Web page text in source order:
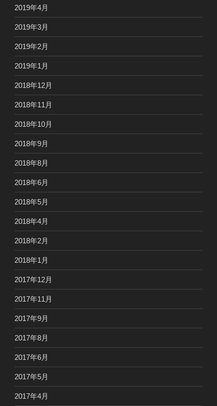
2019年4月
2019年3月
2019年2月
2019年1月
2018年12月
2018年11月
2018年10月
2018年9月
2018年8月
2018年6月
2018年5月
2018年4月
2018年2月
2018年1月
2017年12月
2017年11月
2017年9月
2017年8月
2017年6月
2017年5月
2017年4月